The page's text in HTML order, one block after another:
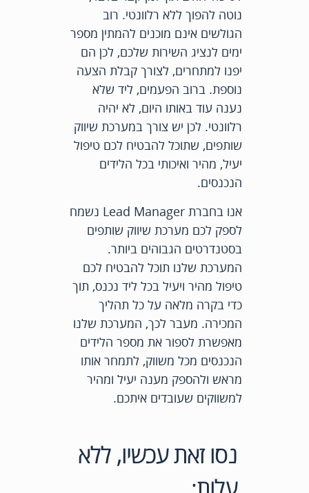
נוטה להפוך ללא רלוונטי. רוב
הגולשים אינם מוכנים להמתין מספר
ימים לנציג השירות שלכם, לכן הם
יפנו למתחרים, לצורך קבלת הצעה
נוספת. ברוב הפעמים, ליד שלא
נענה עוד באותו היום, לא יהיה
רלוונטי. לכן יש צורך במערכת שיווק
שותפים, שתוכל להבטיח לכם טיפול
יעיל, מהיר ואיכותי בכל הלידים
הנכנסים.
אנו בחברת Lead Manager נשמח
לספק לכם מערכת שיווק שותפים
בסטנדרטים הגבוהים ביותר.
המערכת שלנו תוכל להבטיח לכם
טיפול מהיר ויעיל בכל ליד נכנס, תוך
כדי בקרה מלאה על כל תהליך
המכירה. מעבר לכך, המערכת שלנו
מאפשרת לספור את מספר הלידים
הנכנסים מכל משווק, לתמחר אותו
מראש ולהספק מענה יעיל ומהיר
למשווקים שעובדים איתכם.
נסו זאת עכשיו, ללא